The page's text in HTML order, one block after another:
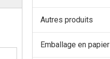
Autres produits
Emballage en papier